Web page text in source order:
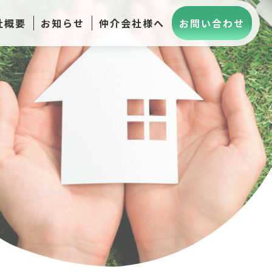
概要 お知らせ 仲介会社様へ お問い合わせ